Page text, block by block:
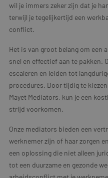
wil je immers zeker zijn dat je
terwijl je tegelijkertijd een
conflict.
Het is van groot belang om een
snel en effectief aan te pakken.
escaleren en leiden tot
procedures. Door tijdig te
Mayet Mediators, kun je een
strijd voorkomen.
Onze mediators bieden een
werknemer zijn of haar zorgen
een oplossing die niet alleen
tot een duurzame en gezonde